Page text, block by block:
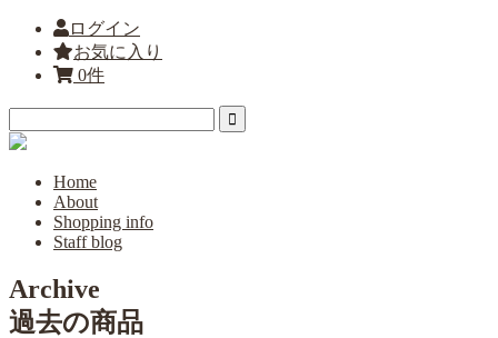
ログイン
お気に入り
0件
Home
About
Shopping info
Staff blog
Archive
過去の商品